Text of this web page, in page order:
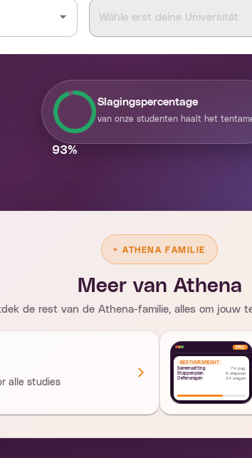
Wähle erst deine Universität
93%
Slagingspercentage
van onze studenten haalt het
+ATHENA FAMILIE
Meer van Athena
de rest van de Athena-familie, alles om jouw
alle studies
PRO
BESTUURSRECHT
Samenvatting
74 pag
Stappenplan
6 stappen
Oefenvragen
24 vragen